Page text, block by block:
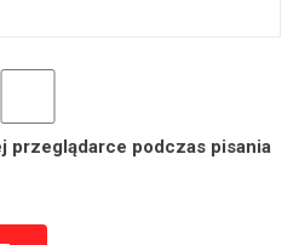
przeglądarce podczas pisania